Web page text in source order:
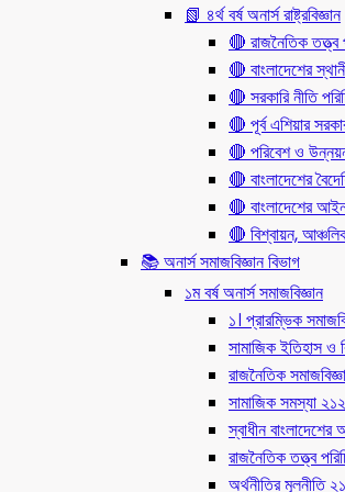
📗 ৪র্থ বর্ষ অনার্স রাষ্ট্রবিজ্ঞান
🔴 রাজনৈতিক তত্ত্ব
🔴 বাংলাদেশের
🔴 সরকারি নীতি
🔴 পূর্ব এশিয়ার
🔴 পরিবেশ ও
🔴 বাংলাদেশের
🔴 বাংলাদেশের
🔴 বিশ্বায়ন,
📚 অনার্স সমাজবিজ্ঞান বিভাগ
১ম বর্ষ অনার্স সমাজবিজ্ঞান
১। প্রারম্ভিক
সামাজিক ইতিহাস
রাজনৈতিক
সামাজিক সমস্যা
স্বাধীন
রাজনৈতিক তত্ত্ব
অর্থনীতির মূলনীতি